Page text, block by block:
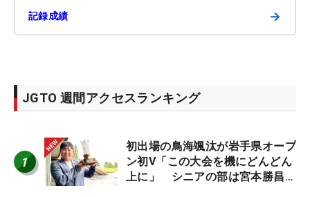
記録成績 →
JGTO 週間アクセスランキング
1
初出場の鳥海颯汰が岩手県オープ
ン初V「この大会を機にどんどん
上に」 シニアの部は宮本勝昌が